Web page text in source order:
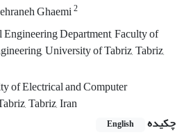
Ghaemi2
Department, Faculty of
University of Tabriz, Tabriz,
of Electrical and Computer
Tabriz, Iran
چکیده
English